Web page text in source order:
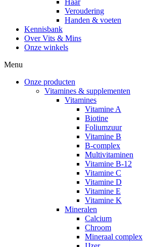
Haar
Veroudering
Handen & voeten
Kennisbank
Over Vits & Mins
Onze winkels
Menu
Onze producten
Vitamines & supplementen
Vitamines
Vitamine A
Biotine
Foliumzuur
Vitamine B
B-complex
Multivitaminen
Vitamine B-12
Vitamine C
Vitamine D
Vitamine E
Vitamine K
Mineralen
Calcium
Chroom
Mineraal complex